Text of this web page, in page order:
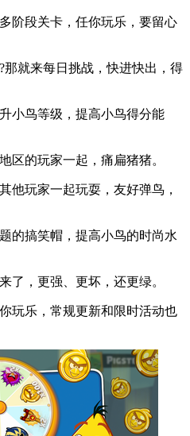
阶段关卡，任你玩乐，要留心
就来每日挑战，快进快出，得
小鸟等级，提高小鸟得分能
区的玩家一起，痛扁猪猪。
他玩家一起玩耍，友好弹鸟，
的搞笑帽，提高小鸟的时尚水
了，更强、更坏，还更绿。
玩乐，常规更新和限时活动也